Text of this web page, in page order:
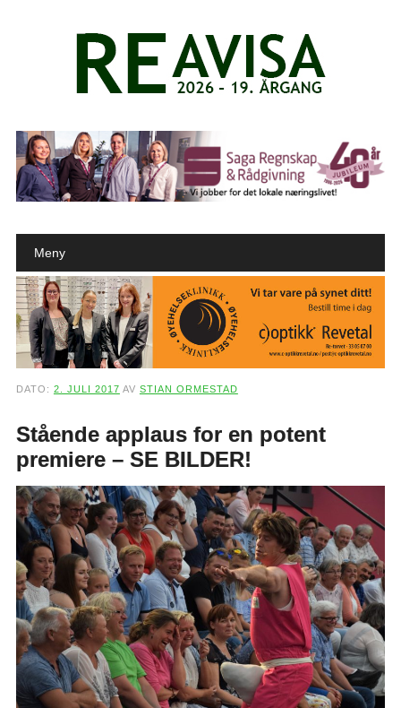
Main menu
Meny
DATO: 2. JULI 2017 AV STIAN ORMESTAD
Stående applaus for en potent
premiere – SE BILDER!